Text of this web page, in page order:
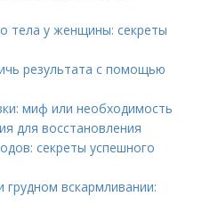
тела у женщины: секреты
результата с помощью
миф или необходимость
для восстановления
секреты успешного
вскармливании: